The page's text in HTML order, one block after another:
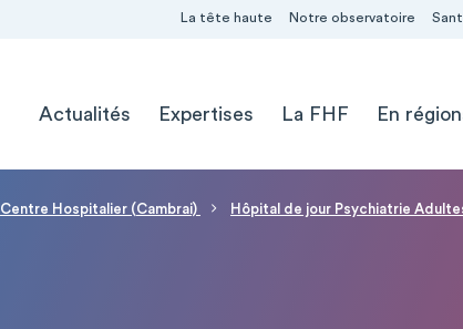
La tête haute Notre observatoire
Actualités
Expertises La FHF En
Centre Hospitalier (Cambrai) Hôpital de jour Psychiatrie